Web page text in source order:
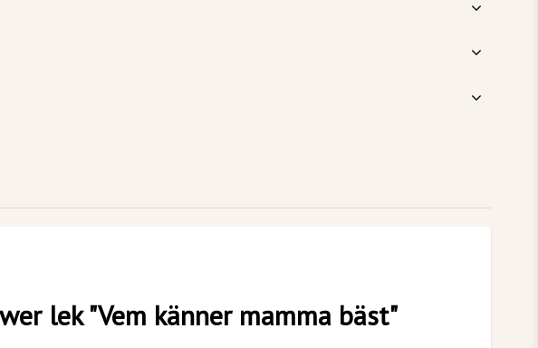
lek "Vem känner mamma bäst"